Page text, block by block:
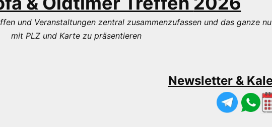
und Veranstaltungen zentral zusammenzufassen und das ganze
mit PLZ und Karte zu präsentieren
Newsletter &